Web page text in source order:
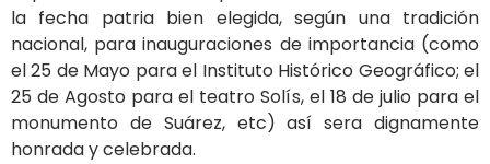
la fecha patria bien elegida, según una tradición
nacional, para inauguraciones de importancia (como
el 25 de Mayo para el Instituto Histórico Geográfico; el
25 de Agosto para el teatro Solís, el 18 de julio para el
monumento de Suárez, etc) así sera dignamente
honrada y celebrada.